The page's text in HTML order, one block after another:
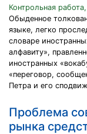
Контрольная
Обыденное
языке, легко
словаре
алфавиту»,
иностранных
«переговор,
Петра и его
Проблема
рынка